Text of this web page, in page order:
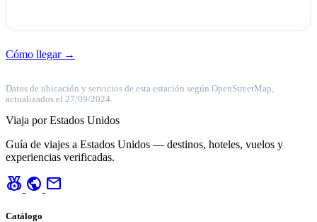
Cómo llegar →
Datos de ubicación y servicios de esta estación según OpenStreetMap,
actualizados el 27/09/2024.
Viaja por Estados Unidos
Guía de viajes a Estados Unidos — destinos, hoteles, vuelos y
experiencias verificadas.
social_leaderboard public mail
Catálogo